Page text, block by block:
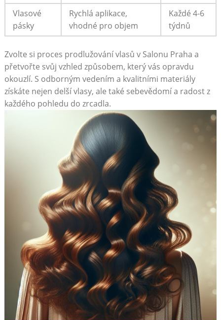
Vlasové
pásky
Rychlá aplikace,
vhodné pro objem
Každé 4-6
týdnů
Zvolte si proces prodlužování vlasů v Salonu Praha a
přetvořte svůj vzhled způsobem, který vás opravdu
okouzlí. S odborným vedením a kvalitními materiály
získáte nejen delší vlasy, ale také sebevědomí a radost z
každého pohledu do zrcadla.